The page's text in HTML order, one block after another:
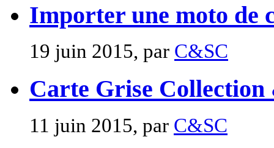
Importer une moto de
19 juin 2015, par C&SC
Carte Grise
11 juin 2015, par C&SC